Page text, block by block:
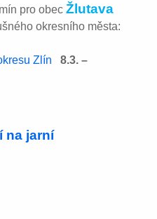
pro obecŽlutava
okresního města:
Zlín
8.3. –
na jarní